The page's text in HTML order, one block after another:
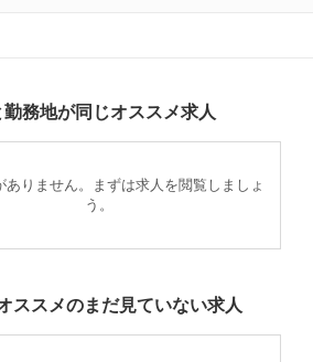
勤務地が同じオススメ求人
ありません。まずは求人を閲覧しましょ
う。
ススメのまだ見ていない求人